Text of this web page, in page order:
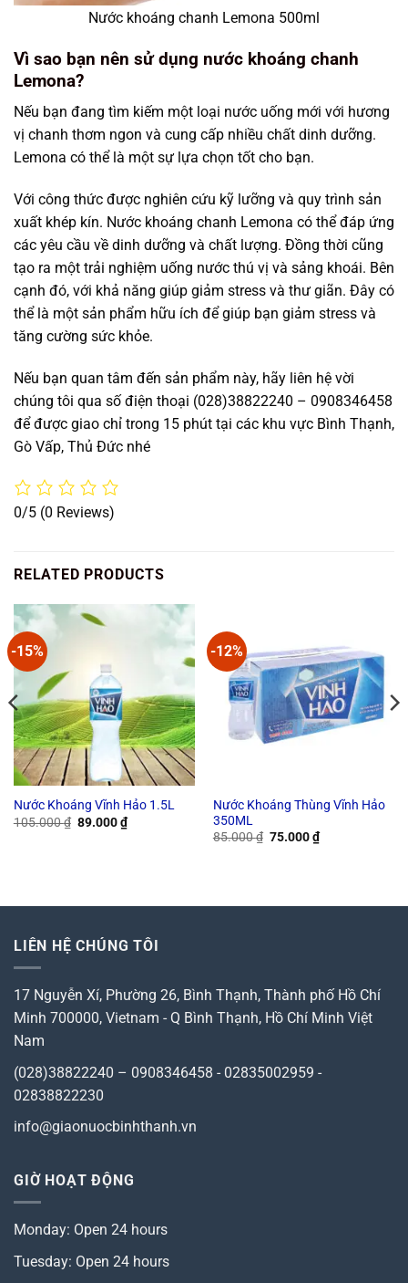
Nước khoáng chanh Lemona 500ml
Vì sao bạn nên sử dụng nước khoáng chanh
Lemona?
Nếu bạn đang tìm kiếm một loại nước uống mới với hương
vị chanh thơm ngon và cung cấp nhiều chất dinh dưỡng.
Lemona có thể là một sự lựa chọn tốt cho bạn.
Với công thức được nghiên cứu kỹ lưỡng và quy trình sản
xuất khép kín. Nước khoáng chanh Lemona có thể đáp ứng
các yêu cầu về dinh dưỡng và chất lượng. Đồng thời cũng
tạo ra một trải nghiệm uống nước thú vị và sảng khoái. Bên
cạnh đó, với khả năng giúp giảm stress và thư giãn. Đây có
thể là một sản phẩm hữu ích để giúp bạn giảm stress và
tăng cường sức khỏe.
Nếu bạn quan tâm đến sản phẩm này, hãy liên hệ vời
chúng tôi qua số điện thoại (028)38822240 – 0908346458
để được giao chỉ trong 15 phút tại các khu vực Bình Thạnh,
Gò Vấp, Thủ Đức nhé
0/5 (0 Reviews)
RELATED PRODUCTS
-15%
Nước Khoáng Vĩnh Hảo 1.5L
105.000₫ Original
89.000₫Current
price
-12%
Nước Khoáng Thùng Vĩnh Hảo
350ML
85.000₫ Original
75.000₫Current
price
LIÊN HỆ CHÚNG TÔI
17 Nguyễn Xí, Phường 26, Bình Thạnh, Thành phố Hồ Chí
Minh 700000, Vietnam - Q Bình Thạnh, Hồ Chí Minh Việt
Nam
(028)38822240 – 0908346458 - 02835002959 -
02838822230
info@giaonuocbinhthanh.vn
GIỜ HOẠT ĐỘNG
Monday: Open 24 hours
Tuesday: Open 24 hours